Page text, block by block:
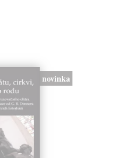
novinka